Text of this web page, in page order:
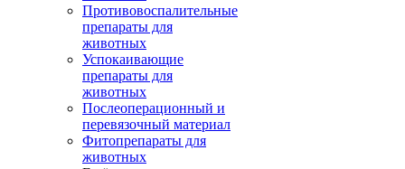
Противовоспалительные
препараты для
животных
Успокаивающие
препараты для
животных
Послеоперационный и
перевязочный материал
Фитопрепараты для
животных